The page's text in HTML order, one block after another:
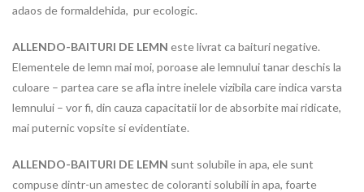
adaos de formaldehida, pur ecologic.
ALLENDO-BAITURI DE LEMN este livrat ca baituri negative.
Elementele de lemn mai moi, poroase ale lemnului tanar deschis la
culoare – partea care se afla intre inelele vizibila care indica varsta
lemnului – vor fi, din cauza capacitatii lor de absorbite mai ridicate,
mai puternic vopsite si evidentiate.
ALLENDO-BAITURI DE LEMN sunt solubile in apa, ele sunt
compuse dintr-un amestec de coloranti solubili in apa, foarte